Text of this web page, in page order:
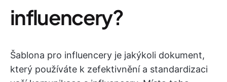
influencery?
Šablona pro influencery je jakýkoli dokument,
který používáte k zefektivnění a standardizaci